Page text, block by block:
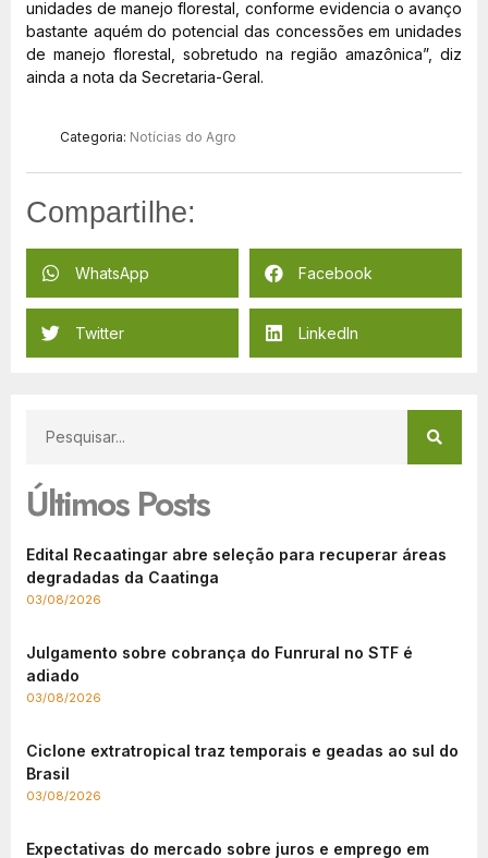
unidades de manejo florestal, conforme evidencia o avanço
bastante aquém do potencial das concessões em unidades
de manejo florestal, sobretudo na região amazônica”, diz
ainda a nota da Secretaria-Geral.
Categoria: Notícias do Agro
Compartilhe:
WhatsApp Facebook
Twitter LinkedIn
Últimos Posts
Edital Recaatingar abre seleção para recuperar áreas
degradadas da Caatinga
03/08/2026
Julgamento sobre cobrança do Funrural no STF é
adiado
03/08/2026
Ciclone extratropical traz temporais e geadas ao sul do
Brasil
03/08/2026
Expectativas do mercado sobre juros e emprego em